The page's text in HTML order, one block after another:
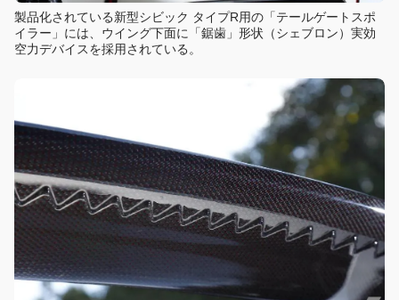
製品化されている新型シビック タイプR用の「テールゲートスポ
イラー」には、ウイング下面に「鋸歯」形状（シェブロン）実効
空力デバイスを採用されている。